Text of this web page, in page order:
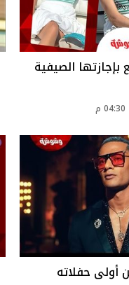
الصيفية
أولى حفلاته